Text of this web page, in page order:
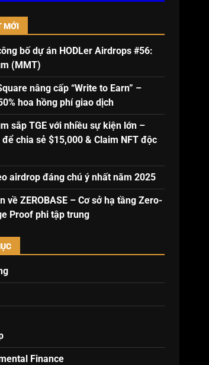
MỚI
bố dự án HODLer Airdrops #56:
(MMT)
nâng cấp “Write to Earn” –
hoa hồng phí giao dịch
sắp TGE với nhiều sự kiện lớn –
chia sẻ $15,000 & Claim NFT độc
airdrop đáng chú ý nhất năm 2025
về ZEROBASE – Cơ sở hạ tầng Zero-
Proof phi tập trung
Finance